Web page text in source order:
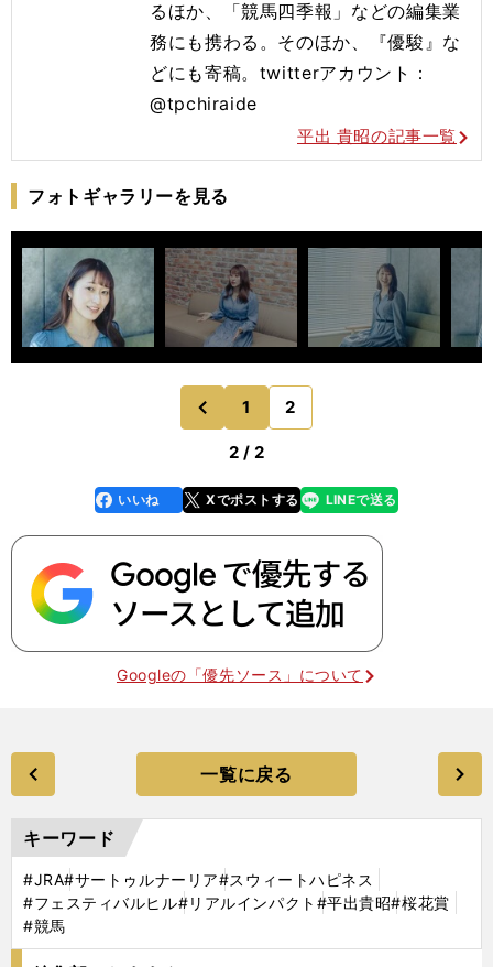
るほか、「競馬四季報」などの編集業
務にも携わる。そのほか、『優駿』な
どにも寄稿。twitterアカウント：
@tpchiraide
平出 貴昭の記事一覧
フォトギャラリーを見る
前
1 2
2 / 2
faceboo
k
いいね Xでポストする
line LINEで送る
Googleの「優先ソース」について
一覧に戻る
キーワード
#JRA#サートゥルナーリア#スウィートハピネス
#フェスティバルヒル#リアルインパクト #平出貴昭#桜花賞
#競馬